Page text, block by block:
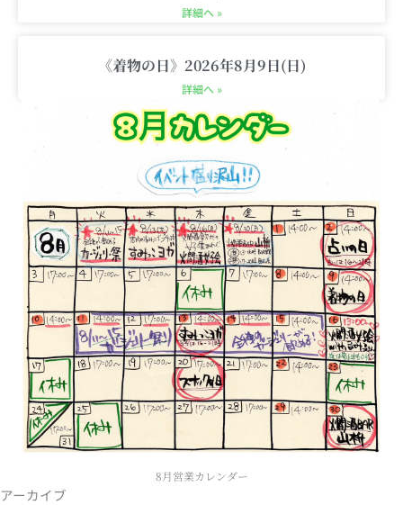
詳細へ »
《着物の日》2026年8月9日(日)
詳細へ »
8月営業カレンダー
アーカイブ